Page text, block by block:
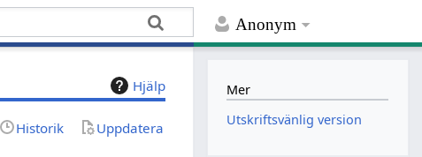
Anonym
Hjälp
Historik Uppdatera
Mer
Utskriftsvänlig version